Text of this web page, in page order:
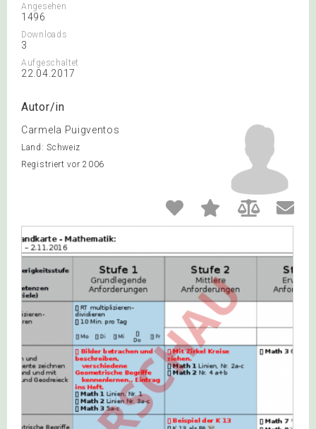
Angesehen
1496
Downloads
3
Aufgeschaltet
22.04.2017
Autor/in
Carmela Puigventos
Land: Schweiz
Registriert vor 2006